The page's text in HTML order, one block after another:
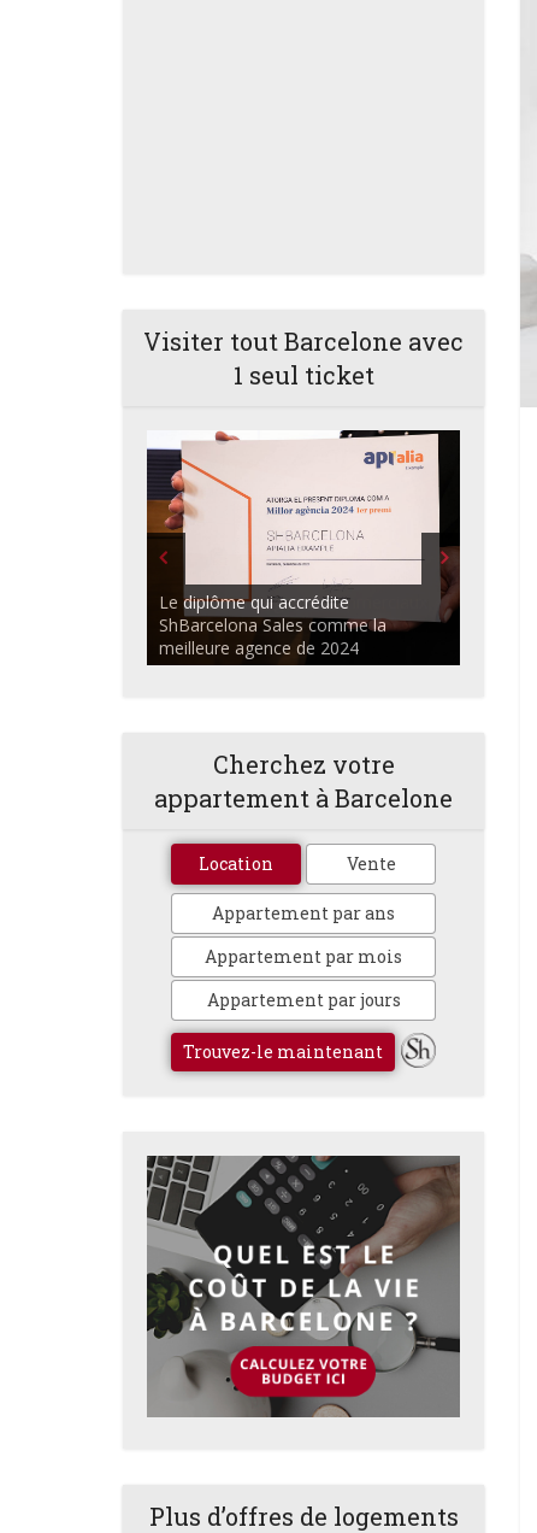
Visiter tout Barcelone avec
1 seul ticket
ShBarcelona Agents commerciaux
discutant dans l'auditorium du
Centre Apialia
Cherchez votre
appartement à Barcelone
Location Vente
Appartement par ans
Appartement par mois
Appartement par jours
Trouvez-le maintenant
Plus d’offres de logements